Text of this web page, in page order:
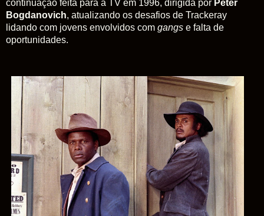
continuação feita para a TV em 1996, dirigida por Peter
Bogdanovich, atualizando os desafios de Trackeray
lidando com jovens envolvidos com gangs e falta de
oportunidades.